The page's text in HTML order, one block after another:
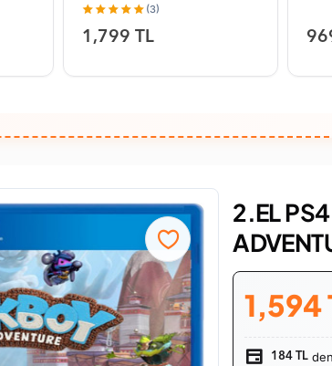
(3)
1,799 TL
2.EL
1,594
184 TL